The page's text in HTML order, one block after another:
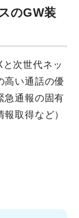
のGW装
次世代ネッ
高い通話の優
急通報の固有
取得など）